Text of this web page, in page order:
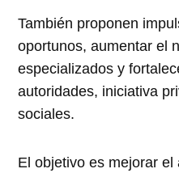
También proponen
oportunos, aumentar el
especializados y
autoridades, iniciativa
sociales.
El objetivo es mejorar